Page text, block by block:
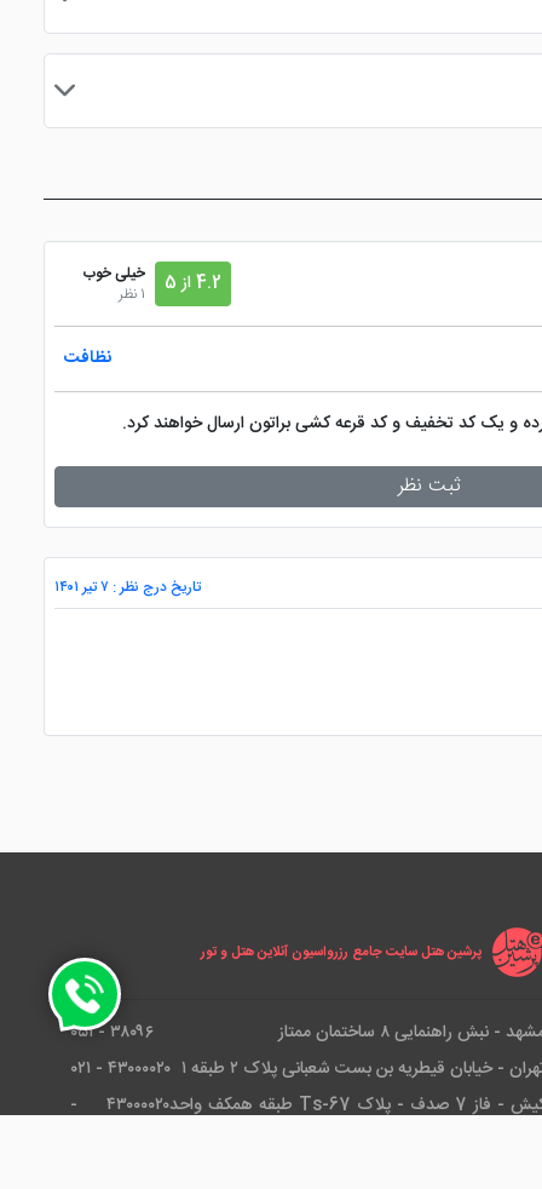
4.2 از 5
خیلی خوب
1 نظر
نظافت
و یک کد تخفیف و کد قرعه کشی براتون ارسال خواهند کرد.
ثبت نظر
تاریخ درج نظر : ۷ تیر ۱۴۰۱
پرشین هتل سایت جامع رزرواسیون آنلاین هتل و تور
- نبش راهنمایی ۸ ساختمان ممتاز
۳۸۰۹۶ - ۰۵۱
- خیابان قیطریه بن بست شعبانی پلاک ۲ طبقه ۱
۴۳۰۰۰۰۲۰ - ۰۲۱
کیش - فاز 7 صدف - پلاک Ts-67 طبقه همکف واحد
۴۳۰۰۰۰۲۰ -